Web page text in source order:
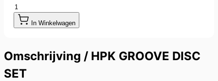
Aantal
In Winkelwagen
Omschrijving / HPK GROOVE DISC
SET